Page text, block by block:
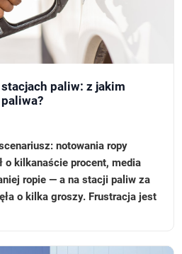
paliw: z jakim
notowania ropy
o kilkanaście procent, media
ropie — a na stacji paliw za
o kilka groszy. Frustracja jest